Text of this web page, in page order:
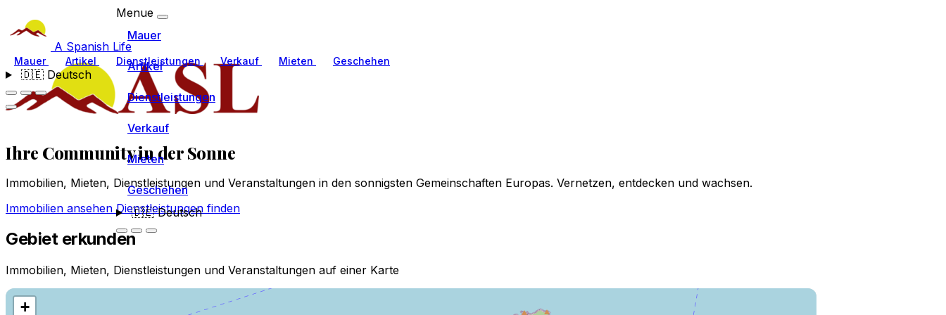
A Spanish Life
Mauer Artikel Dienstleistungen Verkauf Mieten Geschehen
🇩🇪Deutsch
Menue
Mauer
Artikel
Dienstleistungen
Verkauf
Mieten
Geschehen
🇩🇪Deutsch
Ihre Communityin der Sonne
Immobilien, Mieten, Dienstleistungen und Veranstaltungen in den sonnigsten Gemeinschaften Europas. Vernetzen, entdecken und wachsen.
Immobilien ansehen Dienstleistungen finden
Gebiet erkunden
Immobilien, Mieten, Dienstleistungen und Veranstaltungen auf einer Karte
+